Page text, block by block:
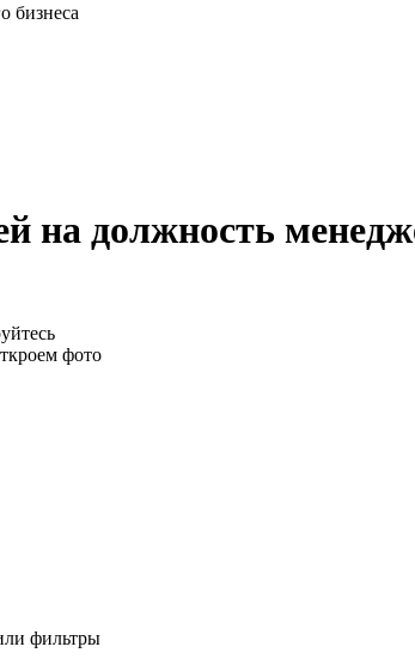
бизнеса
на должность
фото
фильтры